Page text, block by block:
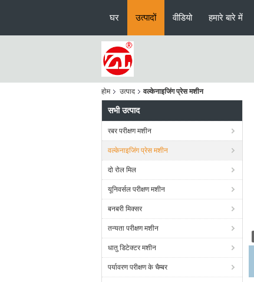
घर उत्पादों वीडियो हमारे बारे में
होम उत्पाद वल्केनाइजिंग प्रेस मशीन
सभी उत्पाद
रबर परीक्षण मशीन
वल्केनाइजिंग प्रेस मशीन
दो रोल मिल
यूनिवर्सल परीक्षण मशीन
बनबरी मिक्सर
तन्यता परीक्षण मशीन
धातु डिटेक्टर मशीन
पर्यावरण परीक्षण के चैम्बर